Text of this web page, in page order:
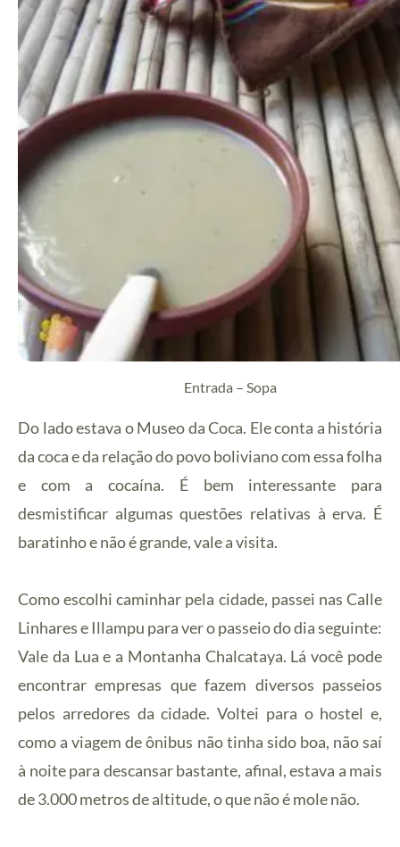
Entrada – Sopa
Do lado estava o Museo da Coca. Ele conta a história
da coca e da relação do povo boliviano com essa folha
e com a cocaína. É bem interessante para
desmistificar algumas questões relativas à erva. É
baratinho e não é grande, vale a visita.
Como escolhi caminhar pela cidade, passei nas Calle
Linhares e Illampu para ver o passeio do dia seguinte:
Vale da Lua e a Montanha Chalcataya. Lá você pode
encontrar empresas que fazem diversos passeios
pelos arredores da cidade. Voltei para o hostel e,
como a viagem de ônibus não tinha sido boa, não saí
à noite para descansar bastante, afinal, estava a mais
de 3.000 metros de altitude, o que não é mole não.